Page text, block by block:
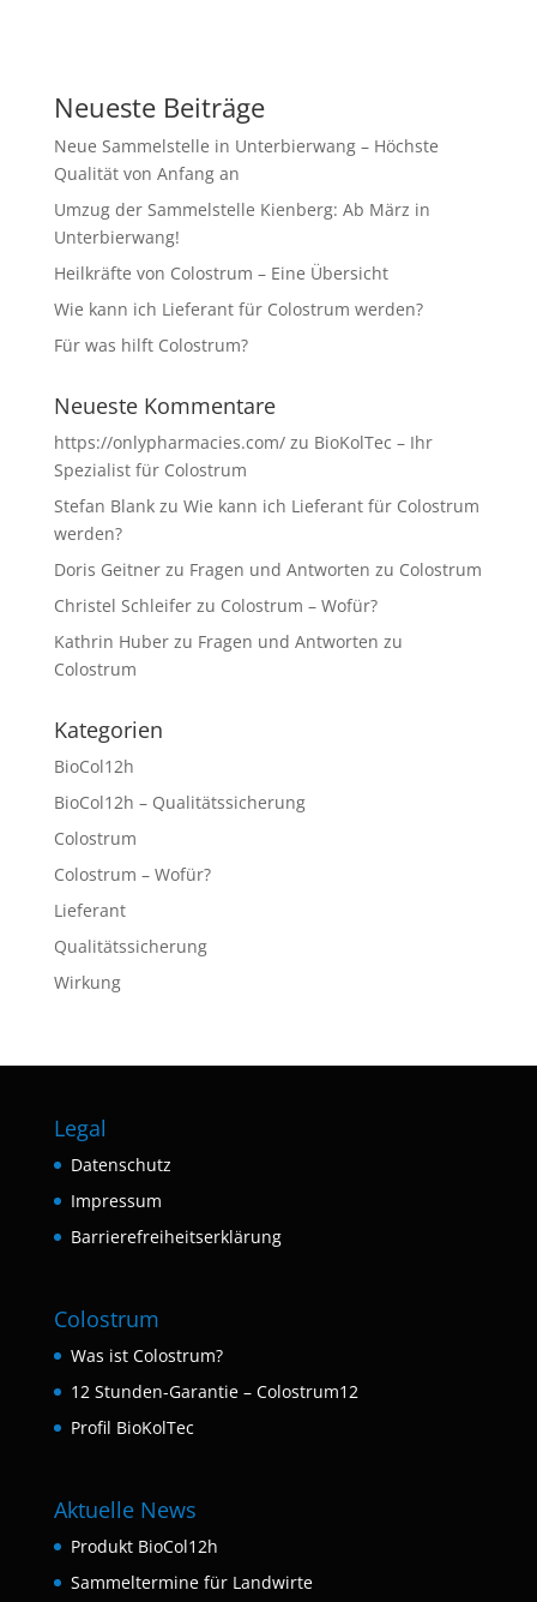
Neueste Beiträge
Neue Sammelstelle in Unterbierwang – Höchste
Qualität von Anfang an
Umzug der Sammelstelle Kienberg: Ab März in
Unterbierwang!
Heilkräfte von Colostrum – Eine Übersicht
Wie kann ich Lieferant für Colostrum werden?
Für was hilft Colostrum?
Neueste Kommentare
https://onlypharmacies.com/zu BioKolTec – Ihr
Spezialist für Colostrum
Stefan Blankzu Wie kann ich Lieferant für Colostrum
werden?
Doris Geitnerzu Fragen und Antworten zu Colostrum
Christel Schleiferzu Colostrum – Wofür?
Kathrin Huberzu Fragen und Antworten zu
Colostrum
Kategorien
BioCol12h
BioCol12h – Qualitätssicherung
Colostrum
Colostrum – Wofür?
Lieferant
Qualitätssicherung
Wirkung
Legal
Datenschutz
Impressum
Barrierefreiheitserklärung
Colostrum
Was ist Colostrum?
12 Stunden-Garantie – Colostrum12
Profil BioKolTec
Aktuelle News
Produkt BioCol12h
Sammeltermine für Landwirte